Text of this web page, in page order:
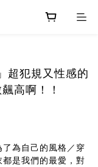
超犯規又性感的
高啊！！
為自己的風格／穿
是我們的最愛，對